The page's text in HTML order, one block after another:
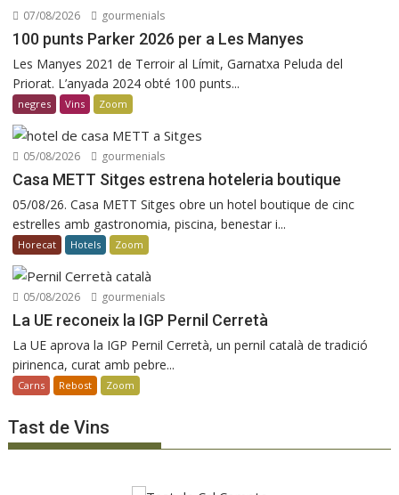
07/08/2026 gourmenials
100 punts Parker 2026 per a Les Manyes
Les Manyes 2021 de Terroir al Límit, Garnatxa Peluda del
Priorat. L’anyada 2024 obté 100 punts...
negres Vins Zoom
05/08/2026 gourmenials
Casa METT Sitges estrena hoteleria boutique
05/08/26. Casa METT Sitges obre un hotel boutique de cinc
estrelles amb gastronomia, piscina, benestar i...
Horecat Hotels Zoom
05/08/2026 gourmenials
La UE reconeix la IGP Pernil Cerretà
La UE aprova la IGP Pernil Cerretà, un pernil català de tradició
pirinenca, curat amb pebre...
Carns Rebost Zoom
Tast de Vins